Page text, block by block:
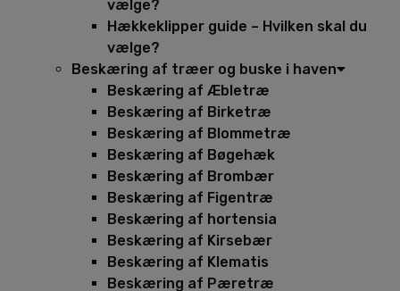
vælge?
Hækkeklipper guide – Hvilken skal du
vælge?
Beskæring af træer og buske i haven
Beskæring af Æbletræ
Beskæring af Birketræ
Beskæring af Blommetræ
Beskæring af Bøgehæk
Beskæring af Brombær
Beskæring af Figentræ
Beskæring af hortensia
Beskæring af Kirsebær
Beskæring af Klematis
Beskæring af Pæretræ